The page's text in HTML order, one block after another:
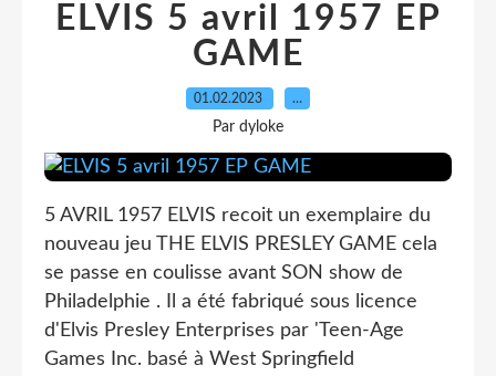
ELVIS 5 avril 1957 EP
GAME
01.02.2023 …
Par dyloke
5 AVRIL 1957 ELVIS recoit un exemplaire du
nouveau jeu THE ELVIS PRESLEY GAME cela
se passe en coulisse avant SON show de
Philadelphie . Il a été fabriqué sous licence
d'Elvis Presley Enterprises par 'Teen-Age
Games Inc. basé à West Springfield